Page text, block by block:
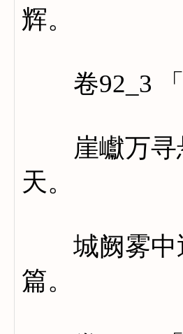
辉。
卷92_3 「
崖巘万寻悬
天。
城阙雾中近
篇。